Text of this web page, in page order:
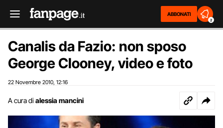
ABBONATI
2
Canalis da Fazio: non sposo
George Clooney, video e foto
22 Novembre 2010 12:16
A cura di alessia mancini